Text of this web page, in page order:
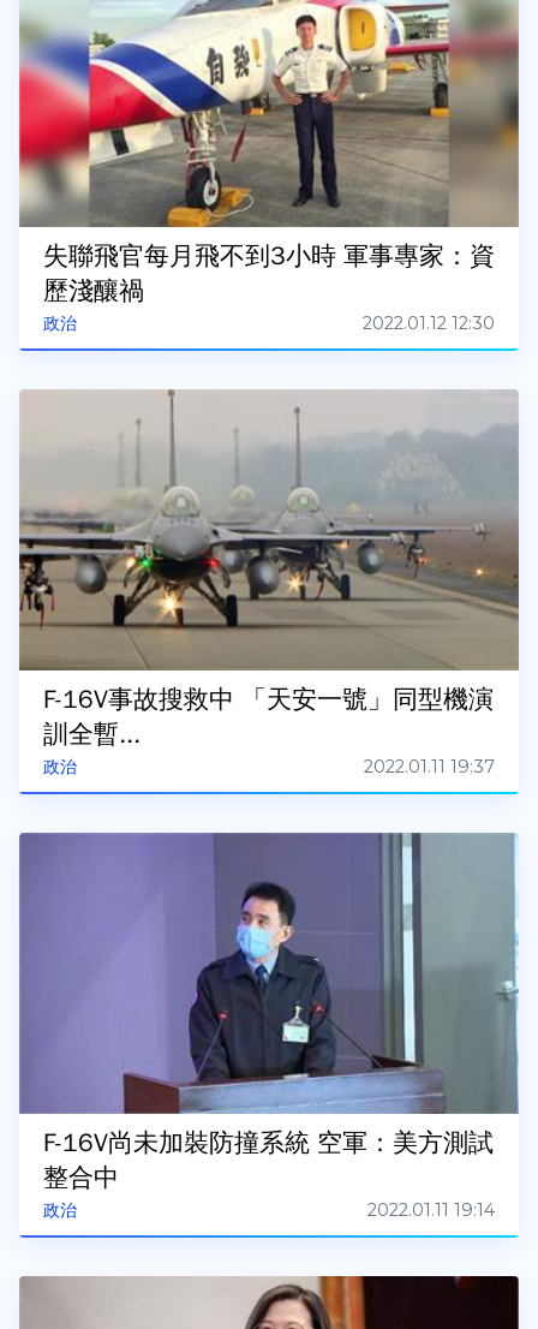
政治
失聯飛官每月飛不到3小時 軍事專家：資
歷淺釀禍
2022.01.12 12:30
政治
F-16V事故搜救中 「天安一號」同型機演
訓全暫...
2022.01.11 19:37
政治
F-16V尚未加裝防撞系統 空軍：美方測試
整合中
2022.01.11 19:14